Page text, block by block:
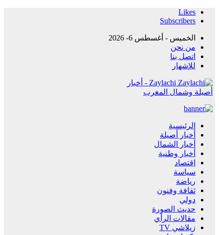
Likes
Subscribers
الخميس - أغسطس 6- 2026
من نحن
اتصل بنا
للإشهار
Zaylachi - أخبار
أصيلة وشمال المغرب
الرئيسية
أخبار أصيلة
أخبار الشمال
أخبار وطنية
اقتصاد
سياسة
رياضة
ثقافة وفنون
دولي
حديث الصورة
مقالات الرأي
زيلاشي TV